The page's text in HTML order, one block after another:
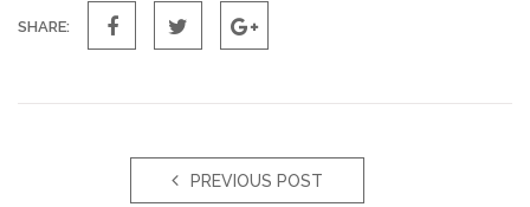
SHARE:
PREVIOUS POST